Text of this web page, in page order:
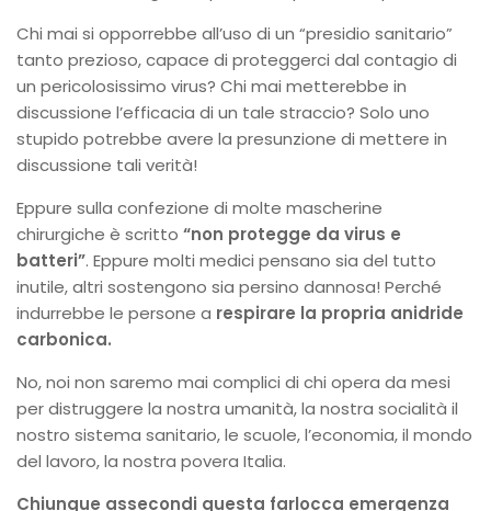
Chi mai si opporrebbe all’uso di un “presidio sanitario”
tanto prezioso, capace di proteggerci dal contagio di
un pericolosissimo virus? Chi mai metterebbe in
discussione l’efficacia di un tale straccio? Solo uno
stupido potrebbe avere la presunzione di mettere in
discussione tali verità!
Eppure sulla confezione di molte mascherine
chirurgiche è scritto “non protegge da virus e
batteri”. Eppure molti medici pensano sia del tutto
inutile, altri sostengono sia persino dannosa! Perché
indurrebbe le persone a respirare la propria anidride
carbonica.
No, noi non saremo mai complici di chi opera da mesi
per distruggere la nostra umanità, la nostra socialità il
nostro sistema sanitario, le scuole, l’economia, il mondo
del lavoro, la nostra povera Italia.
Chiunque assecondi questa farlocca emergenza